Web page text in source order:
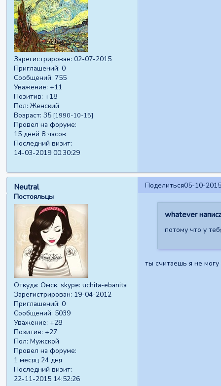
Зарегистрирован: 02-07-2015
Приглашений: 0
Сообщений: 755
Уважение: +11
Позитив: +18
Пол: Женский
Возраст: 35 [1990-10-15]
Провел на форуме:
15 дней 8 часов
Последний визит:
14-03-2019 00:30:29
Поделиться05-10-
Neutral
Постояльцы
Откуда: Омск. skype: uchita-ebanita
Зарегистрирован: 19-04-2012
Приглашений: 0
Сообщений: 5039
Уважение: +28
Позитив: +27
Пол: Мужской
Провел на форуме:
1 месяц 24 дня
Последний визит:
22-11-2015 14:52:26
whatever
потому что у
ты считаешь я не могу